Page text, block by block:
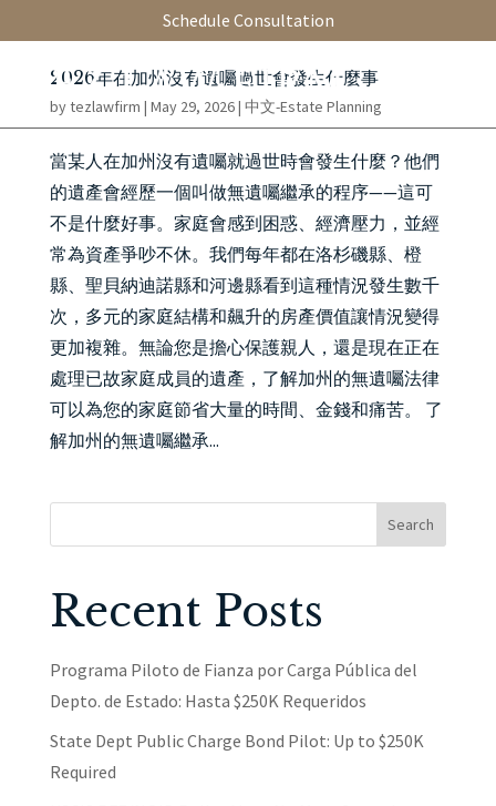
Schedule Consultation
2026年在加州沒有遺囑過世會發生什麼事
bytezlawfirm | May 29, 2026| 中文-Estate Planning
當某人在加州沒有遺囑就過世時會發生什麼？他們
的遺產會經歷一個叫做無遺囑繼承的程序——這可
不是什麼好事。家庭會感到困惑、經濟壓力，並經
常為資產爭吵不休。我們每年都在洛杉磯縣、橙
縣、聖貝納迪諾縣和河邊縣看到這種情況發生數千
次，多元的家庭結構和飆升的房產價值讓情況變得
更加複雜。無論您是擔心保護親人，還是現在正在
處理已故家庭成員的遺產，了解加州的無遺囑法律
可以為您的家庭節省大量的時間、金錢和痛苦。 了
解加州的無遺囑繼承...
Search
Recent Posts
Programa Piloto de Fianza por Carga Pública del
Depto. de Estado: Hasta $250K Requeridos
State Dept Public Charge Bond Pilot: Up to $250K
Required